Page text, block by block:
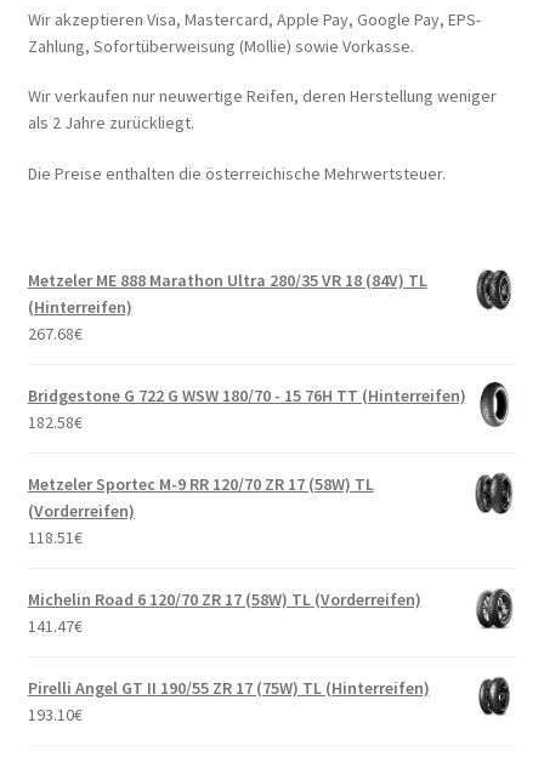
Wir akzeptieren Visa, Mastercard, Apple Pay, Google Pay, EPS-
Zahlung, Sofortüberweisung (Mollie) sowie Vorkasse.
Wir verkaufen nur neuwertige Reifen, deren Herstellung weniger
als 2 Jahre zurückliegt.
Die Preise enthalten die österreichische Mehrwertsteuer.
Metzeler ME 888 Marathon Ultra 280/35 VR 18 (84V) TL
(Hinterreifen)
267.68€
Bridgestone G 722 G WSW 180/70 - 15 76H TT (Hinterreifen)
182.58€
Metzeler Sportec M-9 RR 120/70 ZR 17 (58W) TL
(Vorderreifen)
118.51€
Michelin Road 6 120/70 ZR 17 (58W) TL (Vorderreifen)
141.47€
Pirelli Angel GT II 190/55 ZR 17 (75W) TL (Hinterreifen)
193.10€